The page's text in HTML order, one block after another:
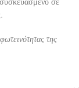
της